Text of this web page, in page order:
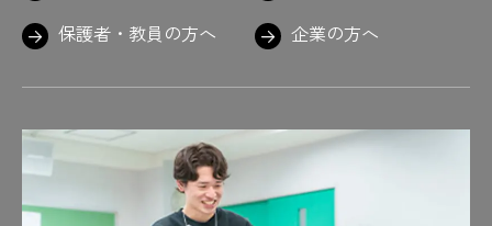
保護者・教員の方へ
企業の方へ